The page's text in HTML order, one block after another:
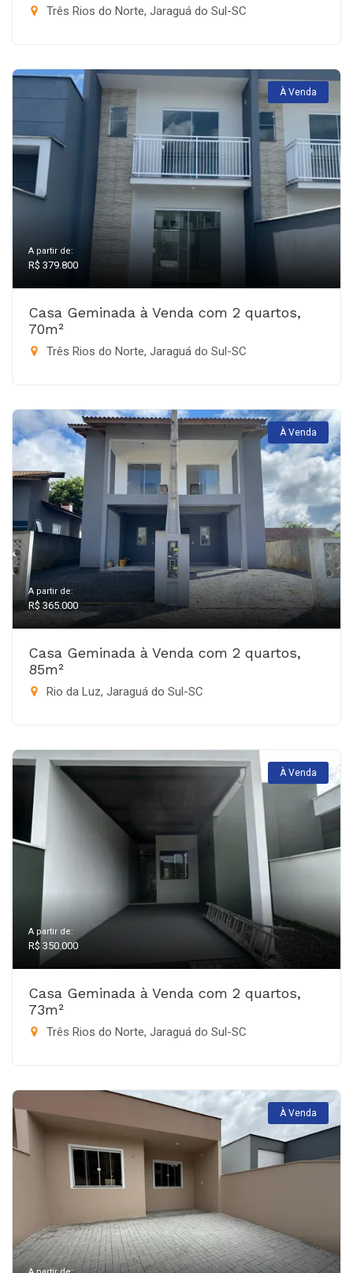
Três Rios do Norte, Jaraguá do Sul-SC
À Venda
A partir de:
R$ 379.800
Casa Geminada à Venda com 2 quartos,
70m²
Três Rios do Norte, Jaraguá do Sul-SC
À Venda
A partir de:
R$ 365.000
Casa Geminada à Venda com 2 quartos,
85m²
Rio da Luz, Jaraguá do Sul-SC
À Venda
A partir de:
R$ 350.000
Casa Geminada à Venda com 2 quartos,
73m²
Três Rios do Norte, Jaraguá do Sul-SC
À Venda